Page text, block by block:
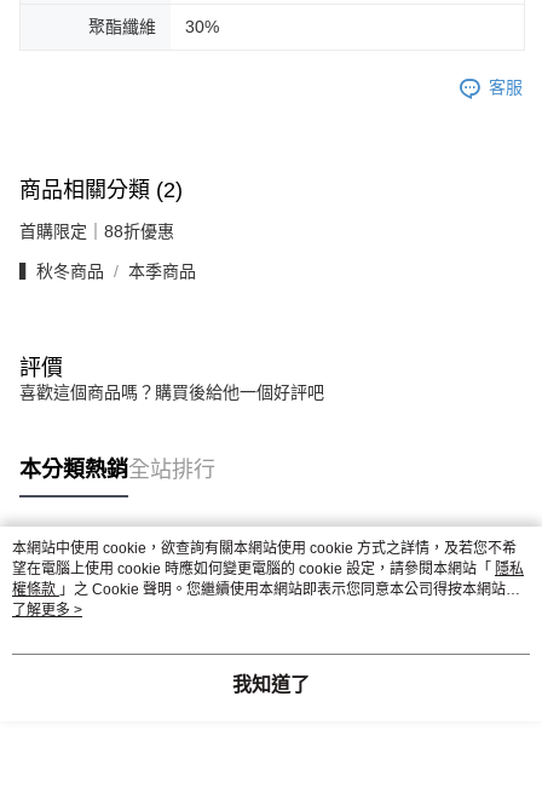
聚酯纖維 30%
客服
商品相關分類 (2)
首購限定｜88折優惠
▍秋冬商品 本季商品
評價
喜歡這個商品嗎？購買後給他一個好評吧
本分類熱銷全站排行
熱門標籤
本網站中使用 cookie，欲查詢有關本網站使用 cookie 方式之詳情，及若您不希
望在電腦上使用 cookie 時應如何變更電腦的 cookie 設定，請參閱本網站「 隱私
權條款 」之 Cookie 聲明。您繼續使用本網站即表示您同意本公司得按本網站使
用條款之 Cookie 聲明使用 cookie。
了解更多 >
我知道了